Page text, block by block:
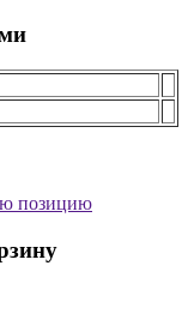
позицию